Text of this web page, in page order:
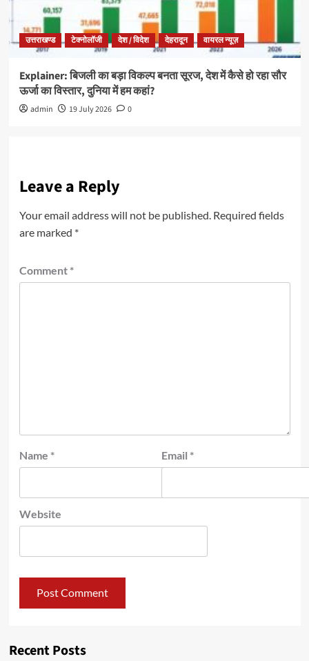
उत्तराखण्ड टेक्नोलॉजी देश / विदेश देहरादून वायरल न्यूज़
Explainer: बिजली का बड़ा विकल्प बनता सूरज, देश में कैसे हो रहा सौर
ऊर्जा का विस्तार, दुनिया में हम कहां?
admin 19 July 2026 0
Leave a Reply
Your email address will not be published. Required fields
are marked *
Comment *
Name * Email *
Website
Recent Posts